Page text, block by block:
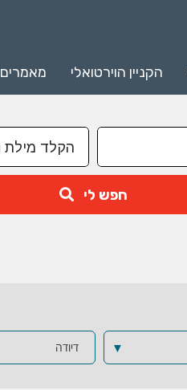
הקניין הוירטואלי מאמרים
חפש לי
▼ דיודה